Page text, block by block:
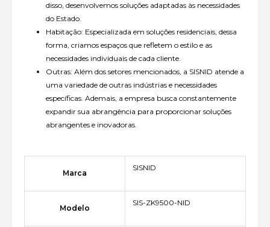
disso, desenvolvemos soluções adaptadas às necessidades
do Estado.
Habitação: Especializada em soluções residenciais, dessa
forma, criamos espaços que refletem o estilo e as
necessidades individuais de cada cliente.
Outras: Além dos setores mencionados, a SISNID atende a
uma variedade de outras indústrias e necessidades
específicas. Ademais, a empresa busca constantemente
expandir sua abrangência para proporcionar soluções
abrangentes e inovadoras.
Marca
SISNID
Modelo
SIS-ZK9500-NID